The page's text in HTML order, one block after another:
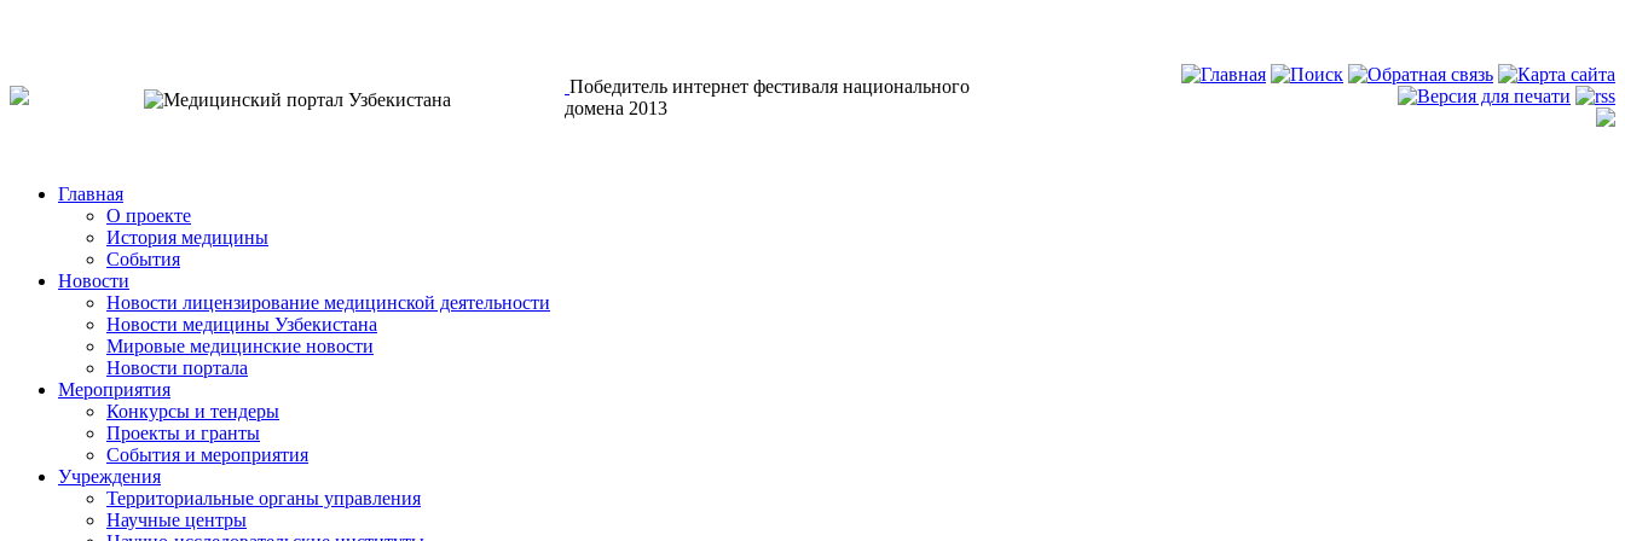
Победитель интернет фестиваля национального
домена 2013
Главная
О проекте
История медицины
События
Новости
Новости лицензирование медицинской деятельности
Новости медицины Узбекистана
Мировые медицинские новости
Новости портала
Мероприятия
Конкурсы и тендеры
Проекты и гранты
События и мероприятия
Учреждения
Территориальные органы управления
Научные центры